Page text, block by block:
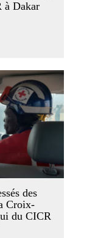
à Dakar
des
Croix-
du CICR